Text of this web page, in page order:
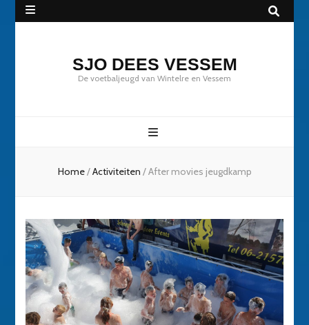
SJO DEES VESSEM
De voetbaljeugd van Wintelre en Vessem
Home/Activiteiten /After movies jeugdkamp